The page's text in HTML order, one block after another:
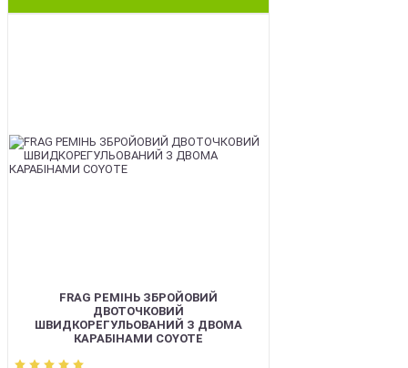
FRAG РЕМІНЬ ЗБРОЙОВИЙ
ДВОТОЧКОВИЙ
ШВИДКОРЕГУЛЬОВАНИЙ З ДВОМА
КАРАБІНАМИ COYOTE